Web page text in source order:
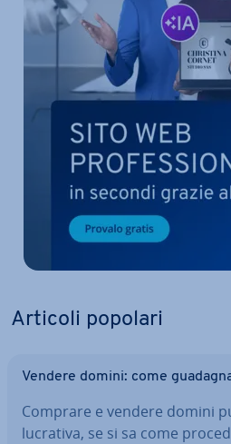
Articoli popolari
Vendere domini: come
Comprare e vendere domini
lucrativa, se si sa come